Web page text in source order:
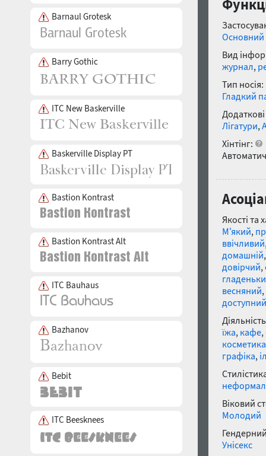
Barnaul Grotesk
Barry Gothic
ITC New Baskerville
Baskerville Display PT
Bastion Kontrast
Bastion Kontrast Alt
ITC Bauhaus
Bazhanov
Bebit
ITC Beesknees
Основний
Вид
журнал,
Тип носія:
Гладкий
Лігатури,
Хінтінг:
Якості та
М'який,
ввічливий
домашній
довірчий,
весняний,
доступний
їжа, кафе,
косметика
графіка,
Віковий
Молодий
Унісекс